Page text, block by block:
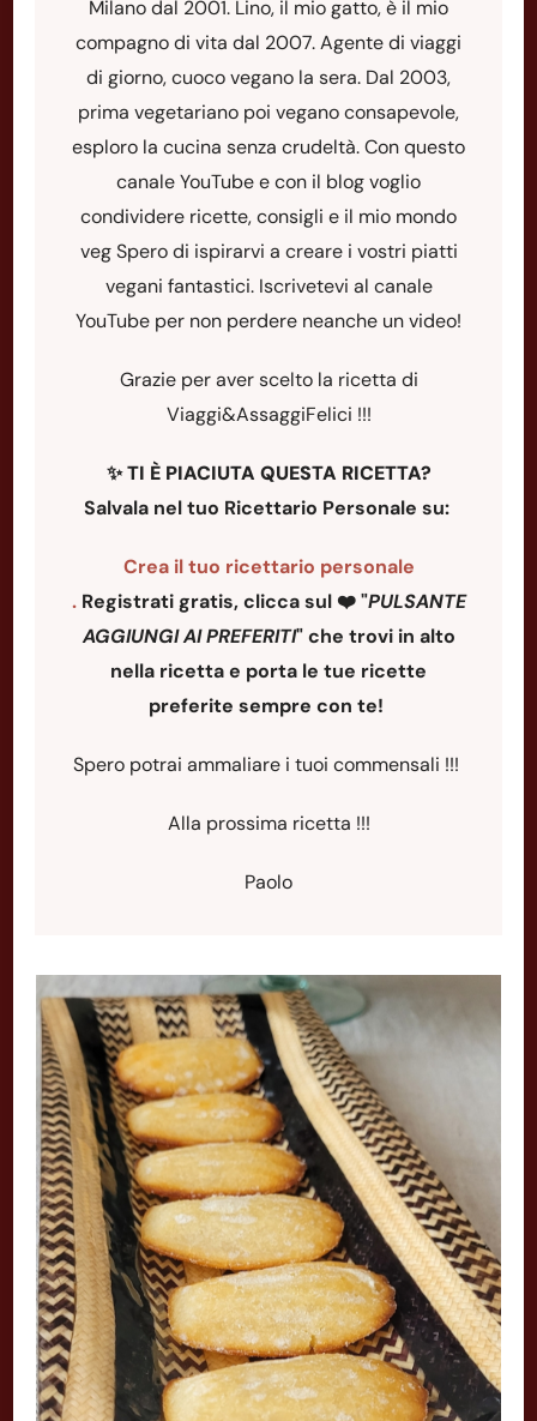
Milano dal 2001. Lino, il mio gatto, è il mio
compagno di vita dal 2007. Agente di viaggi
di giorno, cuoco vegano la sera. Dal 2003,
prima vegetariano poi vegano consapevole,
esploro la cucina senza crudeltà. Con questo
canale YouTube e con il blog voglio
condividere ricette, consigli e il mio mondo
veg Spero di ispirarvi a creare i vostri piatti
vegani fantastici. Iscrivetevi al canale
YouTube per non perdere neanche un video!
Grazie per aver scelto la ricetta di
Viaggi&AssaggiFelici !!!
✨TI È PIACIUTA QUESTA RICETTA?
Salvala nel tuo Ricettario Personale su:
Crea il tuo ricettario personale
. Registrati gratis, clicca sul ❤️ "PULSANTE
AGGIUNGI AI PREFERITI"che trovi in alto
nella ricetta e porta le tue ricette
preferite sempre con te!
Spero potrai ammaliare i tuoi commensali !!!
Alla prossima ricetta !!!
Paolo